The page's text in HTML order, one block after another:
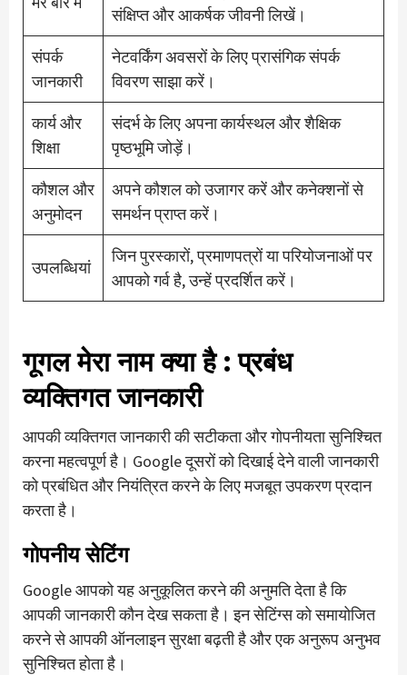
संक्षिप्त और आकर्षक जीवनी लिखें।
संपर्क
जानकारी
नेटवर्किंग अवसरों के लिए प्रासंगिक संपर्क
विवरण साझा करें।
कार्य और
शिक्षा
संदर्भ के लिए अपना कार्यस्थल और शैक्षिक
पृष्ठभूमि जोड़ें।
कौशल और
अनुमोदन
अपने कौशल को उजागर करें और कनेक्शनों से
समर्थन प्राप्त करें।
उपलब्धियां
जिन पुरस्कारों, प्रमाणपत्रों या परियोजनाओं पर
आपको गर्व है, उन्हें प्रदर्शित करें।
गूगल मेरा नाम क्या है : प्रबंध
व्यक्तिगत जानकारी
आपकी व्यक्तिगत जानकारी की सटीकता और गोपनीयता सुनिश्चित
करना महत्वपूर्ण है। Google दूसरों को दिखाई देने वाली जानकारी
को प्रबंधित और नियंत्रित करने के लिए मजबूत उपकरण प्रदान
करता है।
गोपनीय सेटिंग
Google आपको यह अनुकूलित करने की अनुमति देता है कि
आपकी जानकारी कौन देख सकता है। इन सेटिंग्स को समायोजित
करने से आपकी ऑनलाइन सुरक्षा बढ़ती है और एक अनुरूप अनुभव
सुनिश्चित होता है।